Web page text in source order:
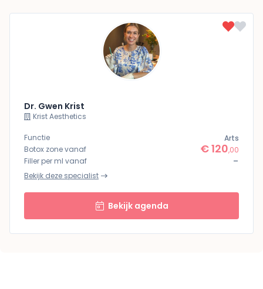
Dr. Gwen Krist
Krist Aesthetics
Functie
Arts
Botox zone vanaf
€ 120,00
Filler per ml vanaf
-
Bekijk deze specialist
Bekijk agenda